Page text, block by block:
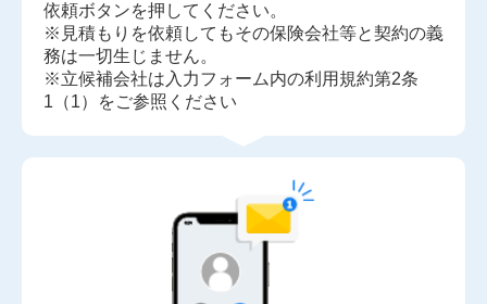
依頼ボタンを押してください。
※見積もりを依頼してもその保険会社等と契約の義
務は一切生じません。
※立候補会社は入力フォーム内の利用規約第2条
1（1）をご参照ください